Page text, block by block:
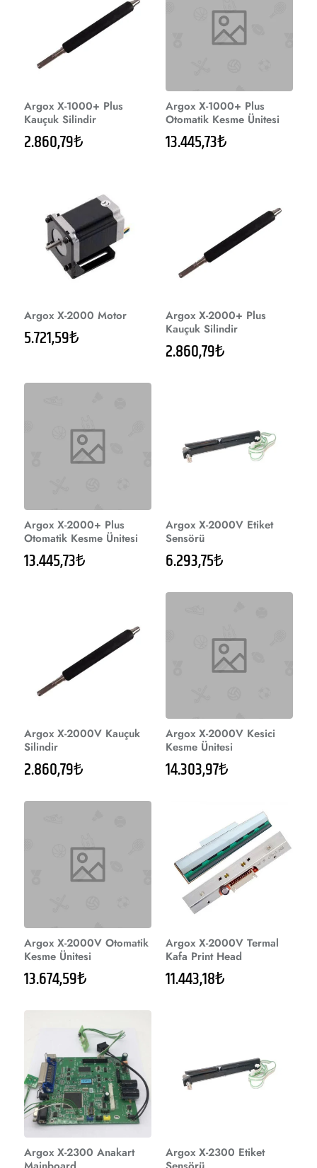
Argox X-1000+ Plus
Kauçuk Silindir
2.860,79₺
Argox X-1000+ Plus
Otomatik Kesme Ünitesi
13.445,73₺
Argox X-2000 Motor
5.721,59₺
Argox X-2000+ Plus
Kauçuk Silindir
2.860,79₺
Argox X-2000+ Plus
Otomatik Kesme Ünitesi
13.445,73₺
Argox X-2000V Etiket
Sensörü
6.293,75₺
Argox X-2000V Kauçuk
Silindir
2.860,79₺
Argox X-2000V Kesici
Kesme Ünitesi
14.303,97₺
Argox X-2000V Otomatik
Kesme Ünitesi
13.674,59₺
Argox X-2000V Termal
Kafa Print Head
11.443,18₺
Argox X-2300 Anakart
Argox X-2300 Etiket